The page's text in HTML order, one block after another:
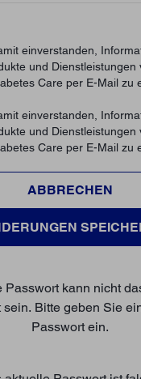
einverstanden,
und Dienstleistungen
Care per E-Mail zu
einverstanden,
und Dienstleistungen
Care per E-Mail zu
ABBRECHEN
Passwort kann nicht
sein. Bitte geben Sie
Passwort ein.